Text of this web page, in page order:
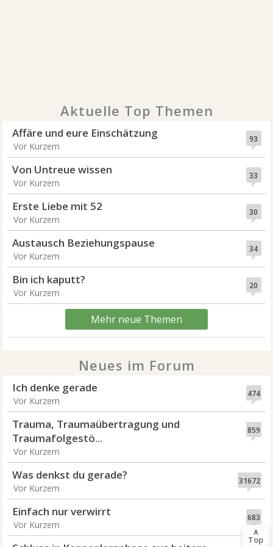
Aktuelle Top Themen
93
Affäre und eure Einschätzung
Vor Kurzem
33
Von Untreue wissen
Vor Kurzem
30
Erste Liebe mit 52
Vor Kurzem
34
Austausch Beziehungspause
Vor Kurzem
20
Bin ich kaputt?
Vor Kurzem
Mehr neue Themen
Neues im Forum
474
Ich denke gerade
Vor Kurzem
859
Trauma, Traumaübertragung und
Traumafolgestö...
Vor Kurzem
31672
Was denkst du gerade?
Vor Kurzem
683
Einfach nur verwirrt
Vor Kurzem
∧
Top